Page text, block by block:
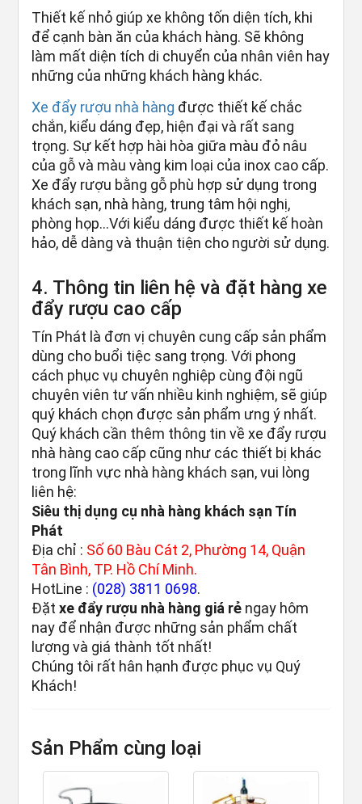
Thiết kế nhỏ giúp xe không tốn diện tích, khi
để cạnh bàn ăn của khách hàng. Sẽ không
làm mất diện tích di chuyển của nhân viên hay
những của những khách hàng khác.
Xe đẩy rượu nhà hàng được thiết kế chắc
chắn, kiểu dáng đẹp, hiện đại và rất sang
trọng. Sự kết hợp hài hòa giữa màu đỏ nâu
của gỗ và màu vàng kim loại của inox cao cấp.
Xe đẩy rượu bằng gỗ phù hợp sử dụng trong
khách sạn, nhà hàng, trung tâm hội nghị,
phòng họp…Với kiểu dáng được thiết kế hoàn
hảo, dễ dàng và thuận tiện cho người sử dụng.
4. Thông tin liên hệ và đặt hàng xe
đẩy rượu cao cấp
Tín Phát là đơn vị chuyên cung cấp sản phẩm
dùng cho buổi tiệc sang trọng. Với phong
cách phục vụ chuyên nghiệp cùng đội ngũ
chuyên viên tư vấn nhiều kinh nghiệm, sẽ giúp
quý khách chọn được sản phẩm ưng ý nhất.
Quý khách cần thêm thông tin về xe đẩy rượu
nhà hàng cao cấp cũng như các thiết bị khác
trong lĩnh vực nhà hàng khách sạn, vui lòng
liên hệ:
Siêu thị dụng cụ nhà hàng khách sạn Tín
Phát
Địa chỉ : Số 60 Bàu Cát 2, Phường 14, Quận
Tân Bình, TP. Hồ Chí Minh.
HotLine : (028) 3811 0698.
Đặtxe đẩy rượu nhà hàng giá rẻ ngay hôm
nay để nhận được những sản phẩm chất
lượng và giá thành tốt nhất!
Chúng tôi rất hân hạnh được phục vụ Quý
Khách!
Sản Phẩm cùng loại